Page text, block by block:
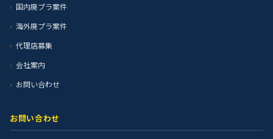
国内廃プラ案件
海外廃プラ案件
代理店募集
会社案内
お問い合わせ
お問い合わせ